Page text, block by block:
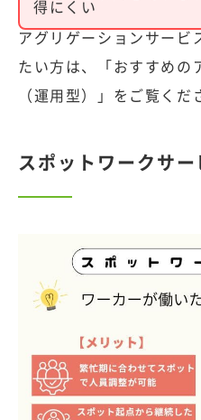
得にくい
アグリゲーションサービ
たい方は、
「おすすめの
（運用型）」 をご覧くだ
スポットワークサー